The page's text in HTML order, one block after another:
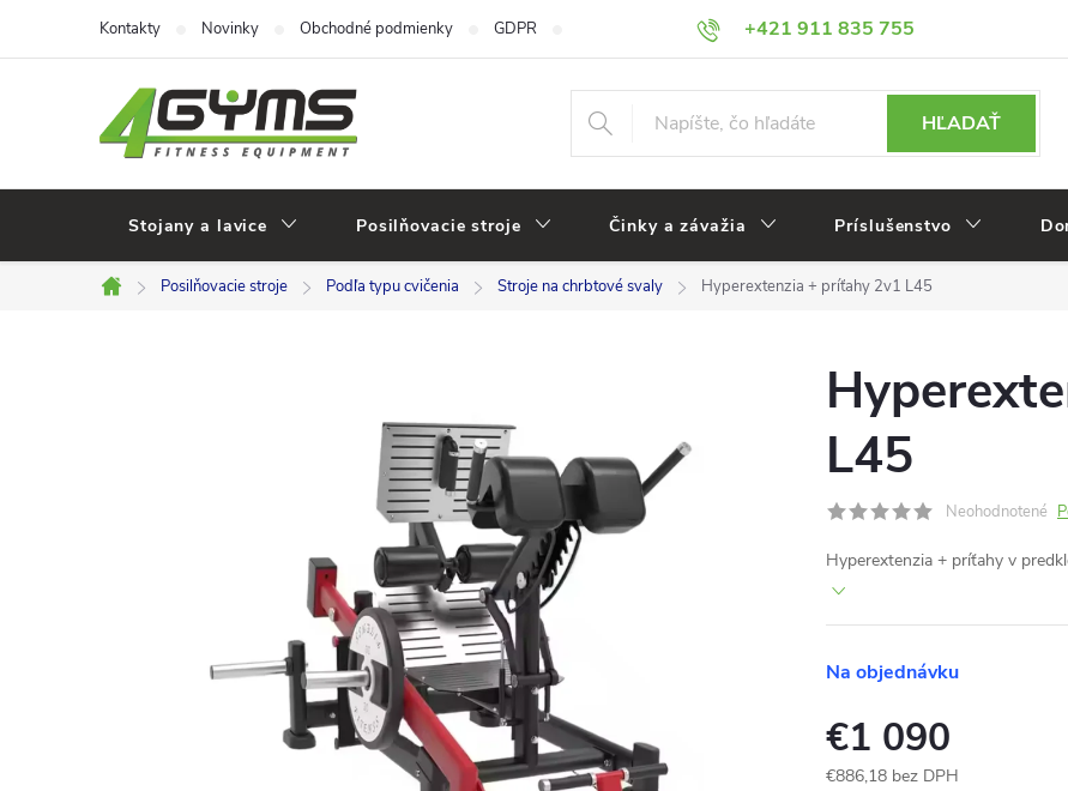
+421 911 835 755
Kontakty Novinky Obchodné podmienky GDPR Reklamácie
HĽADAŤ
Stojany a lavice Posilňovacie stroje Činky a závažia Príslušenstvo
Domov
Posilňovacie stroje Podľa typu cvičenia Stroje na chrbtové svaly Hyperextenzia + príťahy 2v1 L45
L45
Neohodnotené
Hyperextenzia + príťahy v
Na objednávku
€1 090
€886,18 bez DPH